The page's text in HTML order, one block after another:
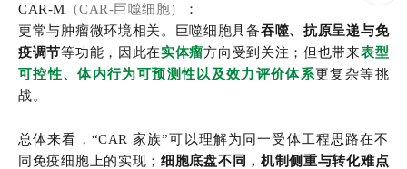
CAR-M （CAR-巨噬细胞）
：
更常与肿瘤微环境相关。巨噬细胞具备吞噬、抗原呈递与免
疫调节等功能，因此在实体瘤方向受到关注；但也带来表型
可控性、体内行为可预测性以及效力评价体系更复杂等挑
战。
总体来看，“CAR 家族”可以理解为同一受体工程思路在不
同免疫细胞上的实现； 细胞底盘不同，机制侧重与转化难点